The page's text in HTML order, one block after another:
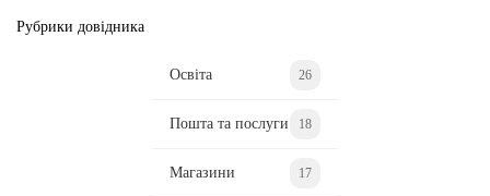
Рубрики довідника
Освіта 26
Пошта та послуги 18
Магазини 17